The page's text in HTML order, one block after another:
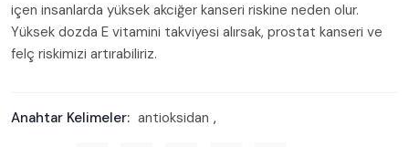
içen insanlarda yüksek akciğer kanseri riskine neden olur.
Yüksek dozda E vitamini takviyesi alırsak, prostat kanseri ve
felç riskimizi artırabiliriz.
Anahtar Kelimeler: antioksidan ,